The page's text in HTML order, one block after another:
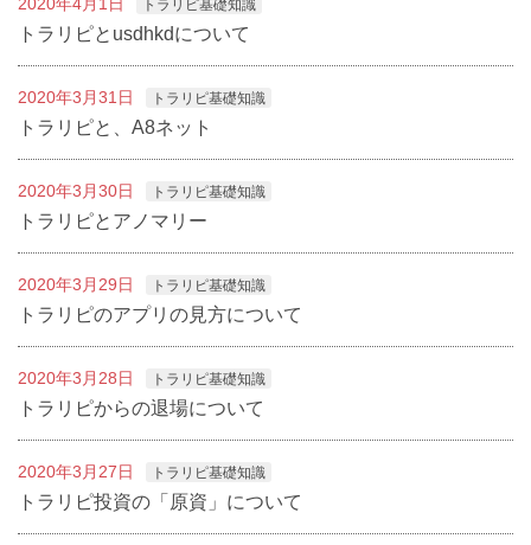
2020年4月1日 トラリピ基礎知識
トラリピとusdhkdについて
2020年3月31日 トラリピ基礎知識
トラリピと、A8ネット
2020年3月30日 トラリピ基礎知識
トラリピとアノマリー
2020年3月29日 トラリピ基礎知識
トラリピのアプリの見方について
2020年3月28日 トラリピ基礎知識
トラリピからの退場について
2020年3月27日 トラリピ基礎知識
トラリピ投資の「原資」について